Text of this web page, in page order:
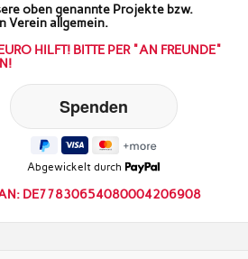
oben genannte Projekte bzw.
Verein allgemein.
HILFT! BITTE PER "AN FREUNDE"
Abgewickelt durch
DE77830654080004206908